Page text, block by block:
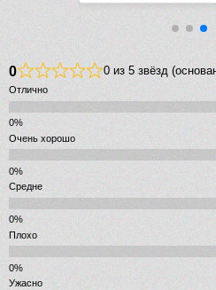
0 0 из 5 звёзд
Отлично
Очень хорошо
Средне
Плохо
Ужасно